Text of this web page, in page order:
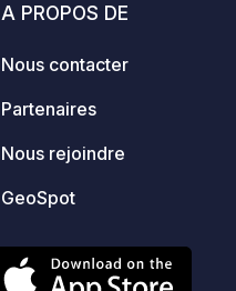
A PROPOS DE
Nous contacter
Partenaires
Nous rejoindre
GeoSpot